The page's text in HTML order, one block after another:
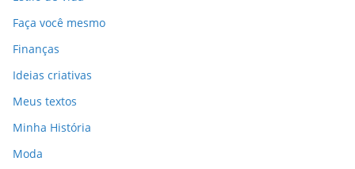
Faça você mesmo
Finanças
Ideias criativas
Meus textos
Minha História
Moda